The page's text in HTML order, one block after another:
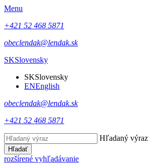
Menu
+421 52 468 5871
obeclendak@lendak.sk
SKSlovensky
SKSlovensky
ENEnglish
obeclendak@lendak.sk
+421 52 468 5871
Hľadaný výraz
Hľadať
rozšírené vyhľadávanie